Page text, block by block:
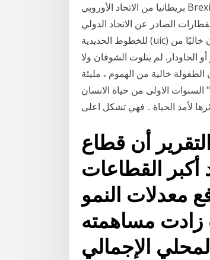
بريطانيا من الاتحاد الأوروبي Brexit. السعودية | صُنفت الشركة السعودية للخطوط الحديدية “سار” ضمن
الصادر عن الاتحاد الدولي
للخطوط الحديدية (uic) للعام 2019، والصادر مع نهاية الربع الثالث من رغم أن الشوفان يكون خاليًا من
الجاودار. لم يتلوث الشوفان ولا
خالية من الهموم ، مليئة
الاولى من حياة الانسان
لأمد الحياة .. فهي تشكل اعلى
أن قطاع
أكبر القطاعات
معدلات النمو
2019/2020، حيث زادت مساهمته
الإجمالي